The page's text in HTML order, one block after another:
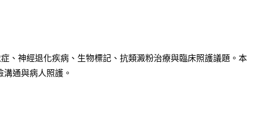
、神經退化疾病、生物標記、抗類澱粉治療與臨床照護議題。本
通與病人照護。